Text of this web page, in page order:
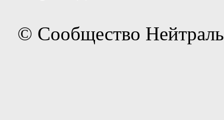
© Сообщество